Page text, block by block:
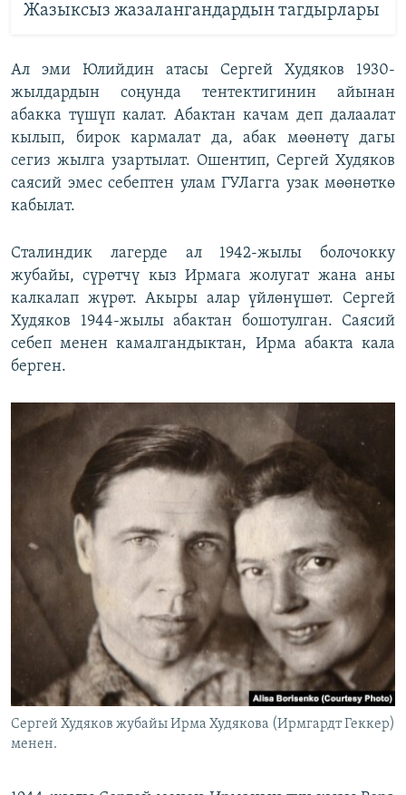
Жазыксыз жазалангандардын тагдырлары
Ал эми Юлийдин атасы Сергей Худяков 1930-
жылдардын соңунда тентектигинин айынан
абакка түшүп калат. Абактан качам деп далаалат
кылып, бирок кармалат да, абак мөөнөтү дагы
сегиз жылга узартылат. Ошентип, Сергей Худяков
саясий эмес себептен улам ГУЛагга узак мөөнөткө
кабылат.
Сталиндик лагерде ал 1942-жылы болочокку
жубайы, сүрөтчү кыз Ирмага жолугат жана аны
калкалап жүрөт. Акыры алар үйлөнүшөт. Сергей
Худяков 1944-жылы абактан бошотулган. Саясий
себеп менен камалгандыктан, Ирма абакта кала
берген.
Сергей Худяков жубайы Ирма Худякова (Ирмгардт Геккер)
менен.